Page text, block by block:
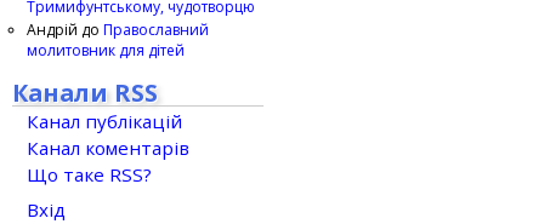
Тримифунтському, чудотворцю
Андрій до Православний
молитовник для дітей
Канали RSS
Канал публікацій
Канал коментарів
Що таке RSS?
Вхід